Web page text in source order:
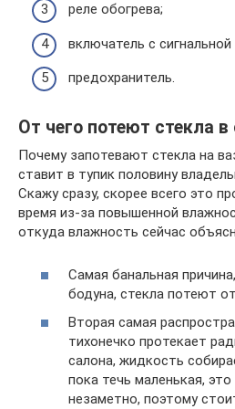
реле обогрева;
включатель с
предохранитель.
От чего потеют стекла в
Почему запотевают стекла на
ставит в тупик половину
Скажу сразу, скорее всего это
время из-за повышенной
откуда влажность сейчас
Самая банальная
бодуна, стекла потеют
Вторая самая
тихонечко протекает
салона, жидкость
пока течь маленькая, это
незаметно, поэтому